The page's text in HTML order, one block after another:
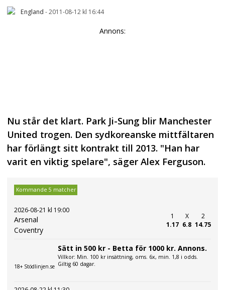
England -2011-08-12 kl 16:44
Annons:
Nu står det klart. Park Ji-Sung blir Manchester
United trogen. Den sydkoreanske mittfältaren
har förlängt sitt kontrakt till 2013. "Han har
varit en viktig spelare", säger Alex Ferguson.
Kommande 5 matcher
2026-08-21 kl 19:00
Arsenal
Coventry
1
1.17
X
6.8
2
14.75
18+ Stödlinjen.se
Sätt in 500 kr - Betta för 1000 kr. Annons.
Villkor: Min. 100 kr insättning, oms. 6x, min. 1,8 i odds.
Giltig 60 dagar.